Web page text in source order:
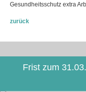
Gesundheitsschutz extra
zurück
Frist zum